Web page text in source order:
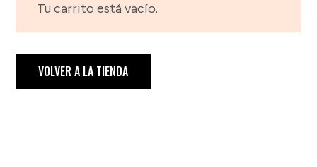
Tu carrito está vacío.
VOLVER A LA TIENDA